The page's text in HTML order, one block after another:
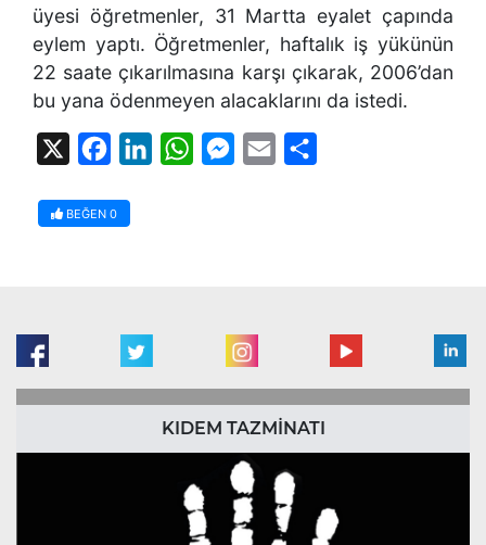
üyesi öğretmenler, 31 Martta eyalet çapında
eylem yaptı. Öğretmenler, haftalık iş yükünün
22 saate çıkarılmasına karşı çıkarak, 2006’dan
bu yana ödenmeyen alacaklarını da istedi.
FacebookLinkedInWhatsAppMessenger
Email
BEĞEN 0
KIDEM TAZMİNATI